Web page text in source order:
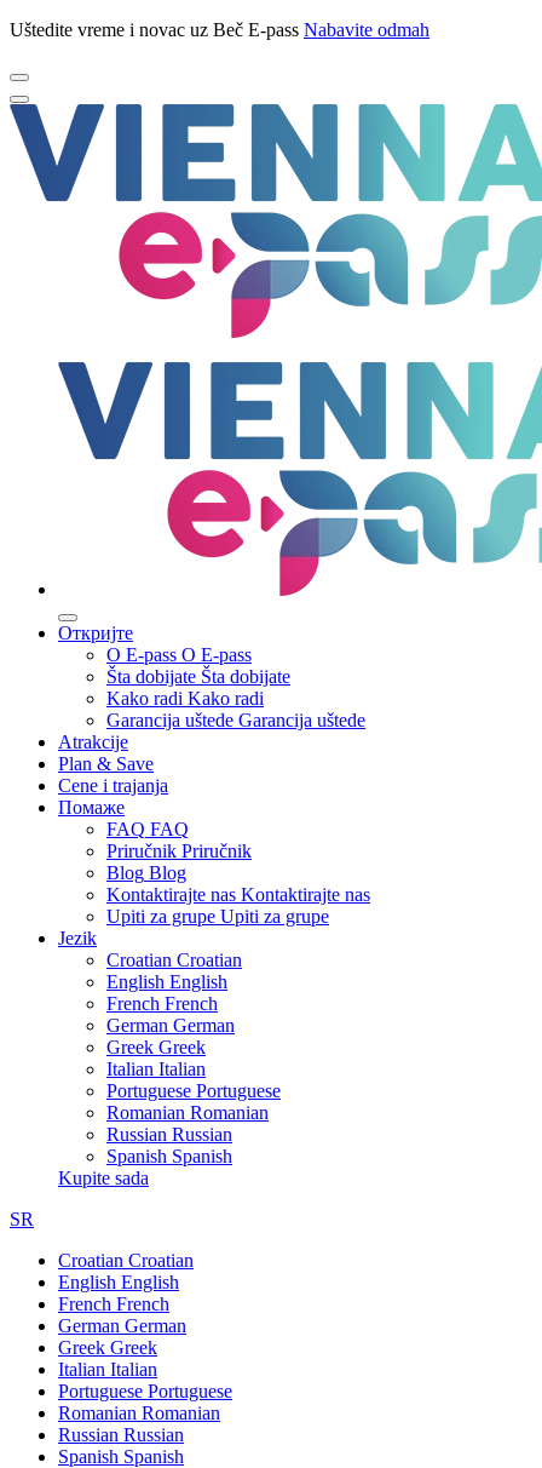
Uštedite vreme i novac uz Beč E-pass Nabavite odmah
Откријте
О E-pass О E-pass
Šta dobijate Šta dobijate
Kako radi Kako radi
Garancija uštede Garancija uštede
Atrakcije
Plan & Save
Cene i trajanja
Помаже
FAQ FAQ
Priručnik Priručnik
Blog Blog
Kontaktirajte nas Kontaktirajte nas
Upiti za grupe Upiti za grupe
Jezik
Croatian Croatian
English English
French French
German German
Greek Greek
Italian Italian
Portuguese Portuguese
Romanian Romanian
Russian Russian
Spanish Spanish
Kupite sada
SR
Croatian Croatian
English English
French French
German German
Greek Greek
Italian Italian
Portuguese Portuguese
Romanian Romanian
Russian Russian
Spanish Spanish